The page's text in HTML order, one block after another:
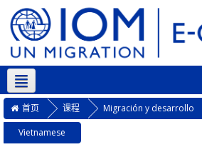
简体中文 ‎(zh_cn)‎
首页 课程 Migración y desarrollo
Vietnamese